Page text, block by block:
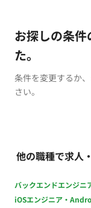
お探しの条
た。
条件を変更するか
さい。
他の職種で求人
バックエンドエンジニ
iOSエンジニア・